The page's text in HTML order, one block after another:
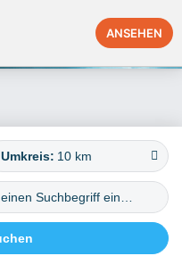
ANSEHEN
Deutschland
Umkreis: 10 km